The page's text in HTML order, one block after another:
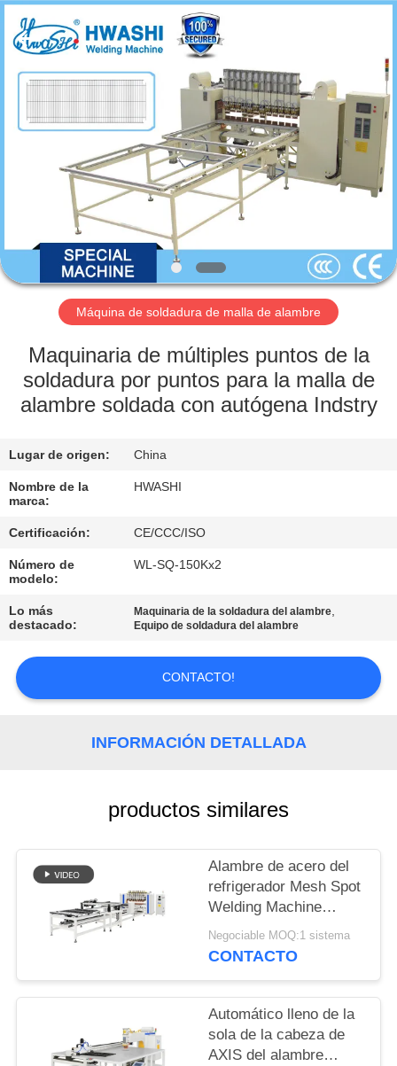
HOGAR
PRODUCTOS
SOBRE
NOSOTROS
VIAJE
LA
FÁBRICA
DE
CALIDAD
EN
CONTACTO
CON
NOTICIAS
PIDA
UNA
CITA
DEL
GUANGDONG
HWASHI
TECHNOLOGY
INC..
Rights
Reserved.
Máquina de soldadura de malla de alambre
Maquinaria de múltiples puntos de la
soldadura por puntos para la malla de
alambre soldada con autógena Indstry
Lugar de origen: China
Nombre de la
marca:
HWASHI
Certificación: CE/CCC/ISO
Número de
modelo:
WL-SQ-150Kx2
Lo más
destacado:
Maquinaria de la soldadura del alambre,
Equipo de soldadura del alambre
CONTACTO!
INFORMACIÓN DETALLADA
productos similares
Alambre de acero del
refrigerador Mesh Spot
Welding Machine
Multipoint para el
estante del alambre
Negociable MOQ:1 sistema
CONTACTO
Automático lleno de la
sola de la cabeza de
AXIS del alambre